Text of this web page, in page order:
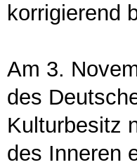
korrigierend
Am 3.
des
Kulturbesitz
des Inneren